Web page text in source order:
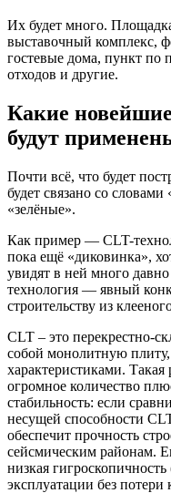
Их будет много.
выставочный комплекс,
гостевые дома, пункт по
отходов и другие.
Какие
будут
Почти всё, что будет
будет связано со
«зелёные».
Как пример — CLT-
пока ещё «диковинка»,
увидят в ней много
технология — явный
строительству из
CLT – это перекрестно-
собой монолитную
характеристиками. Такая
огромное количество
стабильность: если
несущей способности
обеспечит прочность
сейсмическим районам.
низкая
эксплуатации без потери